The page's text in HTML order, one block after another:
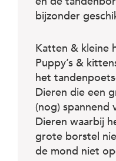
bijzonder
Katten & kleine
Puppy’s &
het
Dieren die een
(nog) spannend
Dieren waarbij
grote borstel
de mond niet